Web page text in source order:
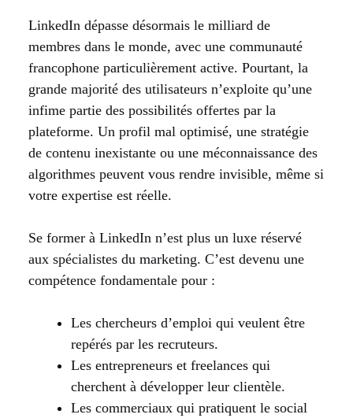
LinkedIn dépasse désormais le milliard de
membres dans le monde, avec une communauté
francophone particulièrement active. Pourtant, la
grande majorité des utilisateurs n’exploite qu’une
infime partie des possibilités offertes par la
plateforme. Un profil mal optimisé, une stratégie
de contenu inexistante ou une méconnaissance des
algorithmes peuvent vous rendre invisible, même si
votre expertise est réelle.
Se former à LinkedIn n’est plus un luxe réservé
aux spécialistes du marketing. C’est devenu une
compétence fondamentale pour :
Les chercheurs d’emploi qui veulent être
repérés par les recruteurs.
Les entrepreneurs et freelances qui
cherchent à développer leur clientèle.
Les commerciaux qui pratiquent le social